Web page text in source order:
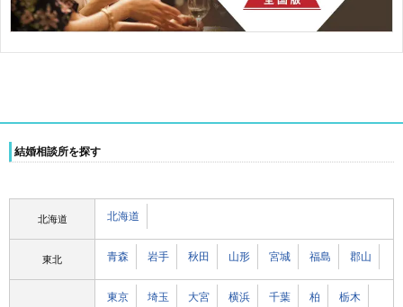
結婚相談所を探す
北海道 北海道
東北 青森 岩手 秋田 山形 宮城 福島 郡山
東京 埼玉 大宮 横浜 千葉 柏 栃木